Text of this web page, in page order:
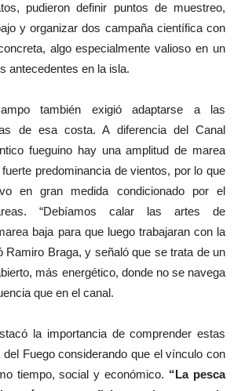
pudieron definir puntos de muestreo,
y organizar dos campaña científica con
algo especialmente valioso en un
antecedentes en la isla.
también exigió adaptarse a las
de esa costa. A diferencia del Canal
fueguino hay una amplitud de marea
predominancia de vientos, por lo que
en gran medida condicionado por el
“Debíamos calar las artes de
baja para que luego trabajaran con la
Ramiro Braga, y señaló que se trata de un
más energético, donde no se navega
que en el canal.
la importancia de comprender estas
Fuego considerando que el vínculo con
tiempo, social y económico. “La pesca